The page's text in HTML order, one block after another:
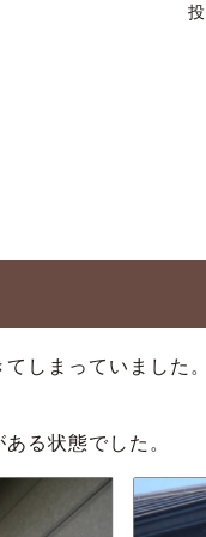
しまっていました
る状態でした。